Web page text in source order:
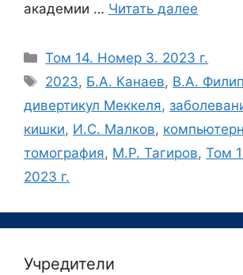
академии … Читать далее
Рубрики
Том 14. Номер 3. 2023 г.
Метки
2023, Б.А. Канаев, В.А.
дивертикул Меккеля,
кишки, И.С. Малков,
томография, М.Р. Тагиров, Том
2023 г.
Учредители